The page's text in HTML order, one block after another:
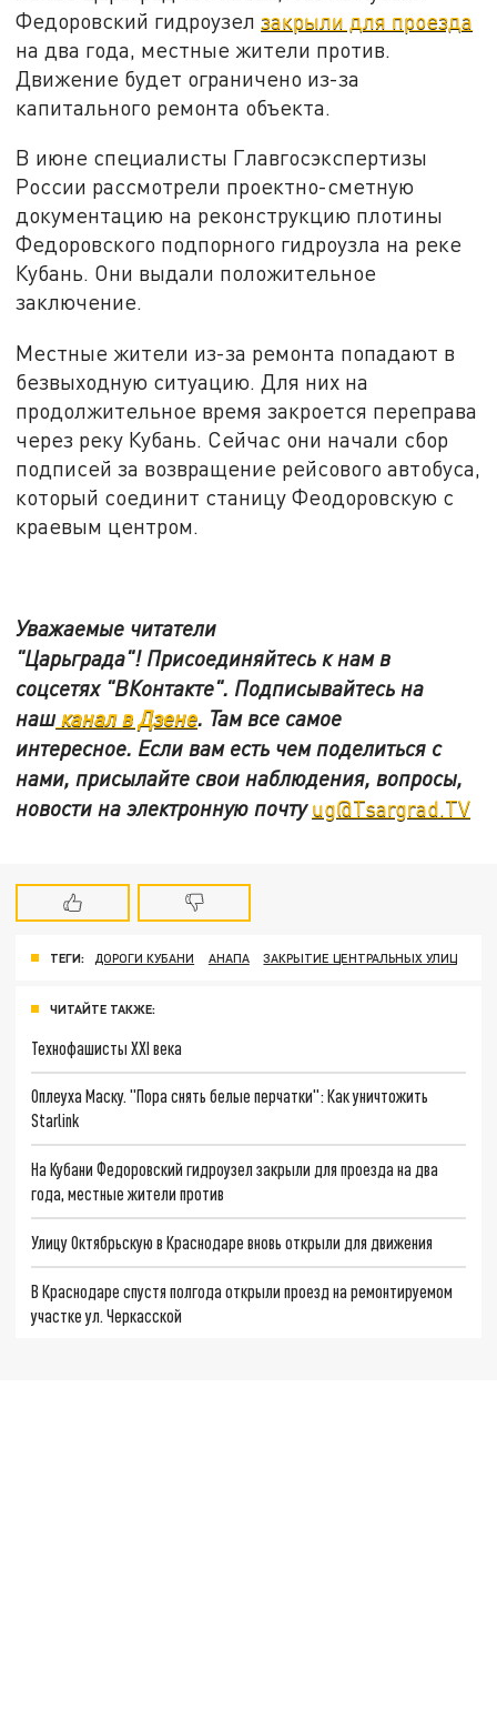
Федоровский гидроузелзакрыли для проезда
на два года, местные жители против.
Движение будет ограничено из-за
капитального ремонта объекта.
В июне специалисты Главгосэкспертизы
России рассмотрели проектно-сметную
документацию на реконструкцию плотины
Федоровского подпорного гидроузла на реке
Кубань. Они выдали положительное
заключение.
Местные жители из-за ремонта попадают в
безвыходную ситуацию. Для них на
продолжительное время закроется переправа
через реку Кубань. Сейчас они начали сбор
подписей за возвращение рейсового автобуса,
который соединит станицу Феодоровскую с
краевым центром.
Уважаемые читатели
"Царьграда"! Присоединяйтесь к нам в
соцсетях "ВКонтакте". Подписывайтесь на
нашканал в Дзене. Там все самое
интересное. Если вам есть чем поделиться с
нами, присылайте свои наблюдения, вопросы,
новости на электронную почтуug@Tsargrad.TV
ТЕГИ: ДОРОГИ КУБАНИ АНАПА ЗАКРЫТИЕ ЦЕНТРАЛЬНЫХ УЛИЦ
ЧИТАЙТЕ ТАКЖЕ:
Технофашисты XXI века
Оплеуха Маску. "Пора снять белые перчатки": Как уничтожить
Starlink
На Кубани Федоровский гидроузел закрыли для проезда на два
года, местные жители против
Улицу Октябрьскую в Краснодаре вновь открыли для движения
В Краснодаре спустя полгода открыли проезд на ремонтируемом
участке ул. Черкасской